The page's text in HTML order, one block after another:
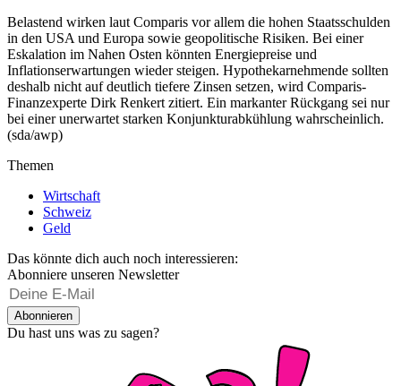
Belastend wirken laut Comparis vor allem die hohen Staatsschulden
in den USA und Europa sowie geopolitische Risiken. Bei einer
Eskalation im Nahen Osten könnten Energiepreise und
Inflationserwartungen wieder steigen. Hypothekarnehmende sollten
deshalb nicht auf deutlich tiefere Zinsen setzen, wird Comparis-
Finanzexperte Dirk Renkert zitiert. Ein markanter Rückgang sei nur
bei einer unerwartet starken Konjunkturabkühlung wahrscheinlich.
(sda/awp)
Themen
Wirtschaft
Schweiz
Geld
Das könnte dich auch noch interessieren:
Abonniere unseren Newsletter
Abonnieren
Du hast uns was zu sagen?